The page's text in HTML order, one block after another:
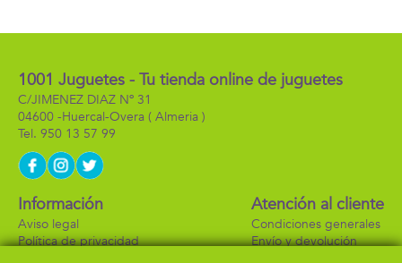
1001 Juguetes - Tu tienda online de juguetes
C/JIMENEZ DIAZ Nº 31
04600 -Huercal-Overa ( Almeria )
950 13 57 99
Información
Aviso legal
Política de privacidad
Atención al cliente
Condiciones generales
Envío y devolución